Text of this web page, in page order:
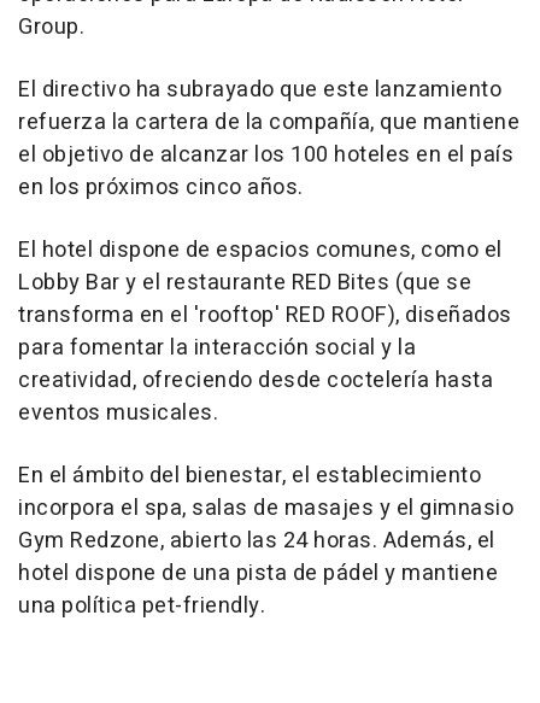
Group.
El directivo ha subrayado que este lanzamiento
refuerza la cartera de la compañía, que mantiene
el objetivo de alcanzar los 100 hoteles en el país
en los próximos cinco años.
El hotel dispone de espacios comunes, como el
Lobby Bar y el restaurante RED Bites (que se
transforma en el 'rooftop' RED ROOF), diseñados
para fomentar la interacción social y la
creatividad, ofreciendo desde coctelería hasta
eventos musicales.
En el ámbito del bienestar, el establecimiento
incorpora el spa, salas de masajes y el gimnasio
Gym Redzone, abierto las 24 horas. Además, el
hotel dispone de una pista de pádel y mantiene
una política pet-friendly.